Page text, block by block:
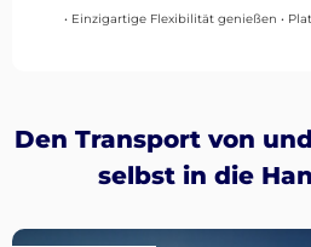
Einloggen
• Einzigartige Flexibilität genießen •
Den Transport von
selbst in die